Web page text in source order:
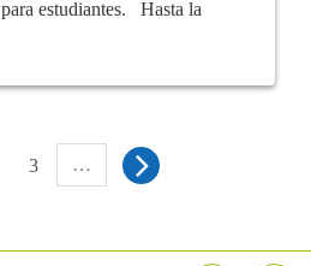
estudiantes. Hasta la
3 …